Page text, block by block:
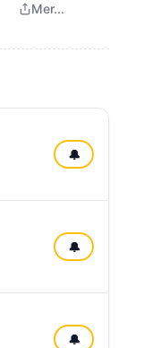
Mer...
🔔
🔔
🔔